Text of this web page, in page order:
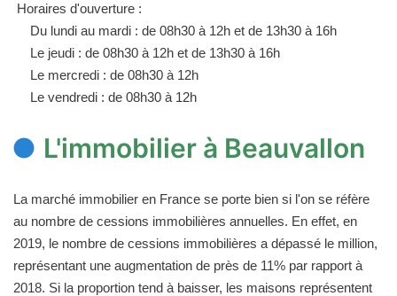
Horaires d'ouverture :
Du lundi au mardi : de 08h30 à 12h et de 13h30 à 16h
Le jeudi : de 08h30 à 12h et de 13h30 à 16h
Le mercredi : de 08h30 à 12h
Le vendredi : de 08h30 à 12h
L'immobilier à Beauvallon
La marché immobilier en France se porte bien si l'on se réfère
au nombre de cessions immobilières annuelles. En effet, en
2019, le nombre de cessions immobilières a dépassé le million,
représentant une augmentation de près de 11% par rapport à
2018. Si la proportion tend à baisser, les maisons représentent